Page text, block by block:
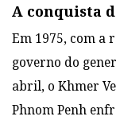
A conquista
Em 1975, com a
governo do
abril, o Khmer
Phnom Penh